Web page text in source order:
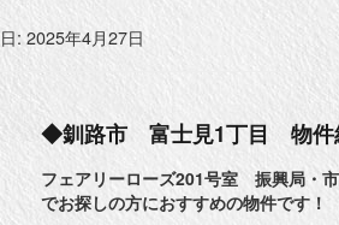
日: 2025年4月27日
◆釧路市 富士見1丁目 物
フェアリーローズ201号室 振興局・
でお探しの方におすすめの物件です！